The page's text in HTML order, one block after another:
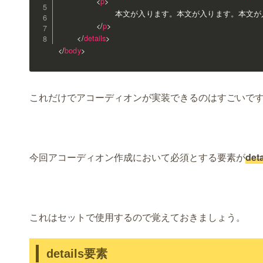
本文が入ります。本文が入ります。本文が
</p>
</details>
</body>
これだけでアコーディオンが実装できるのはすごいで
今回アコーディオン作成において必須とする要素が
これはセットで使用するので覚えておきましょう。
details要素